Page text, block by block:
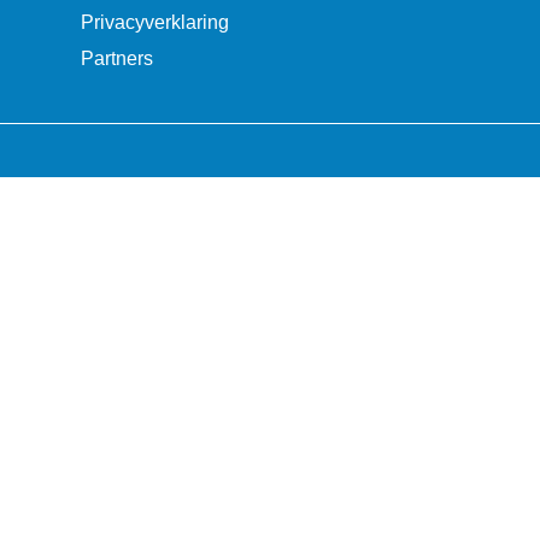
Privacyverklaring
Partners